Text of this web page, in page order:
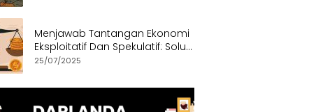
Menjawab Tantangan Ekonomi
Eksploitatif Dan Spekulatif: Solusi
Etis dan Berkeadilan
25/07/2025